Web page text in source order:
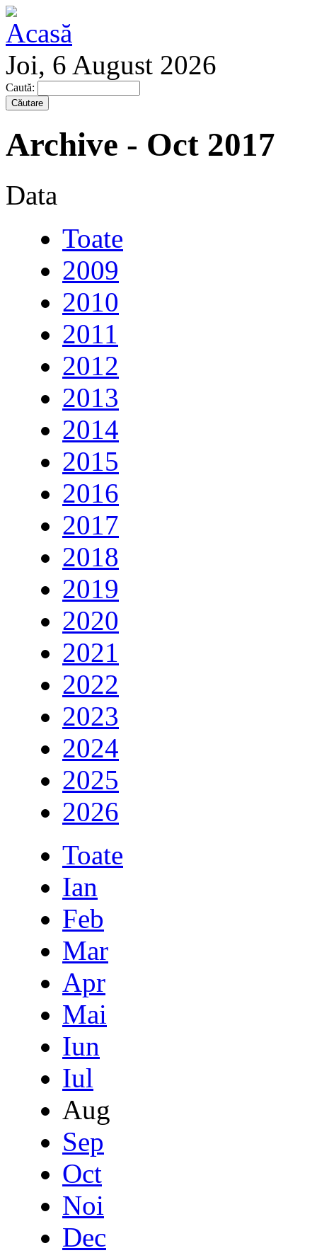
Joi, 6 August 2026
Caută:
Archive - Oct 2017
Data
Toate
2009
2010
2011
2012
2013
2014
2015
2016
2017
2018
2019
2020
2021
2022
2023
2024
2025
2026
Toate
Ian
Feb
Mar
Apr
Mai
Iun
Iul
Aug
Sep
Oct
Noi
Dec